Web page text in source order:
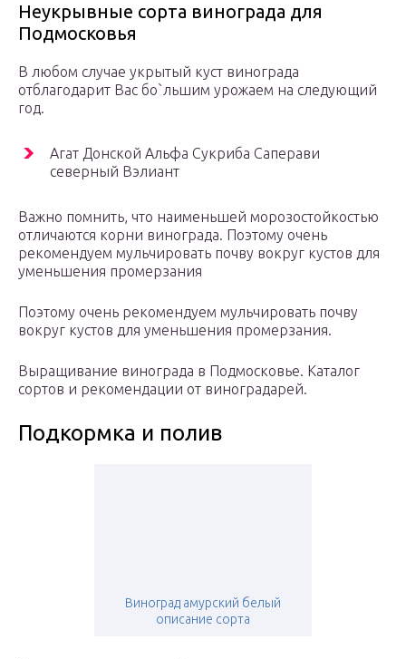
Неукрывные сорта винограда для
Подмосковья
В любом случае укрытый куст винограда
отблагодарит Вас бо`льшим урожаем на следующий
год.
Агат Донской Альфа Сукриба Саперави
северный Вэлиант
Важно помнить, что наименьшей морозостойкостью
отличаются корни винограда. Поэтому очень
рекомендуем мульчировать почву вокруг кустов для
уменьшения промерзания
Поэтому очень рекомендуем мульчировать почву
вокруг кустов для уменьшения промерзания.
Выращивание винограда в Подмосковье. Каталог
сортов и рекомендации от виноградарей.
Подкормка и полив
Виноград амурский белый
описание сорта